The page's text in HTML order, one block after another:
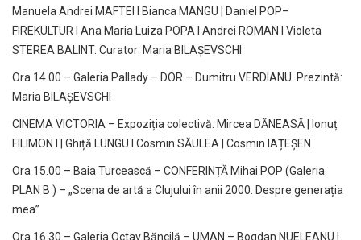
Manuela Andrei MAFTEI I Bianca MANGU | Daniel POP–
FIREKULTUR I Ana Maria Luiza POPA I Andrei ROMAN I Violeta
STEREA BALINT. Curator: Maria BILAȘEVSCHI
Ora 14.00 – Galeria Pallady – DOR – Dumitru VERDIANU. Prezintă:
Maria BILAȘEVSCHI
CINEMA VICTORIA – Expoziția colectivă: Mircea DĂNEASĂ | Ionuț
FILIMON I | Ghiță LUNGU I Cosmin SĂULEA | Cosmin IAȚEȘEN
Ora 15.00 – Baia Turcească – CONFERINȚĂ Mihai POP (Galeria
PLAN B ) – „Scena de artă a Clujului în anii 2000. Despre generația
mea”
Ora 16.30 – Galeria Octav Băncilă – UMAN – Bogdan NUELEANU I